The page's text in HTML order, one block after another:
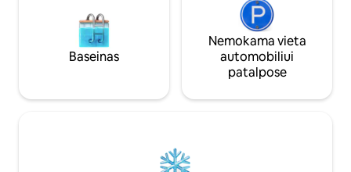
Baseinas
Nemokama vieta
automobiliui
patalpose